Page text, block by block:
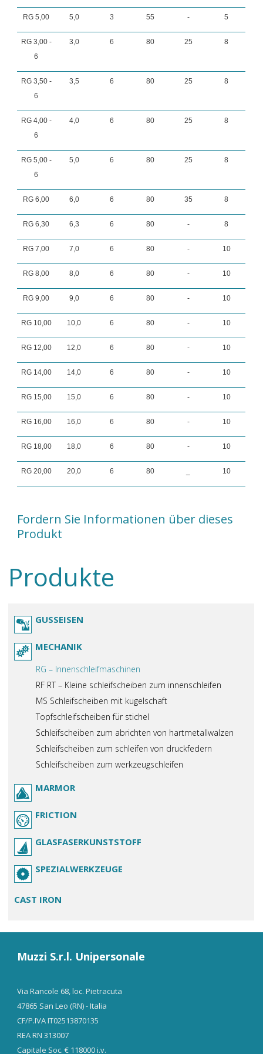
RG 5,00 5,0 3 55 - 5
RG 3,00 -
6
3,0 6 80 25 8
RG 3,50 -
6
3,5 6 80 25 8
RG 4,00 -
6
4,0 6 80 25 8
RG 5,00 -
6
5,0 6 80 25 8
RG 6,00 6,0 6 80 35 8
RG 6,30 6,3 6 80 - 8
RG 7,00 7,0 6 80 - 10
RG 8,00 8,0 6 80 - 10
RG 9,00 9,0 6 80 - 10
RG 10,00 10,0 6 80 - 10
RG 12,00 12,0 6 80 - 10
RG 14,00 14,0 6 80 - 10
RG 15,00 15,0 6 80 - 10
RG 16,00 16,0 6 80 - 10
RG 18,00 18,0 6 80 - 10
RG 20,00 20,0 6 80 10
Fordern Sie Informationen über dieses
Produkt
Produkte
GUSSEISEN
MECHANIK
RG – Innenschleifmaschinen
RF RT – Kleine schleifscheiben zum innenschleifen
MS Schleifscheiben mit kugelschaft
Topfschleifscheiben für stichel
Schleifscheiben zum abrichten von hartmetallwalzen
Schleifscheiben zum schleifen von druckfedern
Schleifscheiben zum werkzeugschleifen
MARMOR
FRICTION
GLASFASERKUNSTSTOFF
SPEZIALWERKZEUGE
CAST IRON
Muzzi S.r.l. Unipersonale
Via Rancole 68, loc. Pietracuta
47865 San Leo (RN) - Italia
CF/P.IVA IT02513870135
REA RN 313007
Capitale Soc. € 118000 i.v.